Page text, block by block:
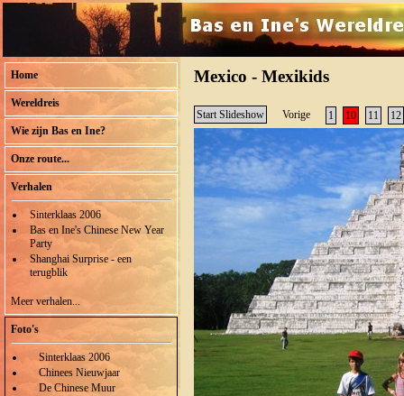
Home
Wereldreis
Wie zijn Bas en Ine?
Onze route...
Verhalen
Sinterklaas 2006
Bas en Ine's Chinese New Year
Party
Shanghai Surprise - een
terugblik
Meer verhalen...
Foto's
Sinterklaas 2006
Chinees Nieuwjaar
De Chinese Muur
Mexico - Mexikids
Start Slideshow Vorige 1 10 11 12